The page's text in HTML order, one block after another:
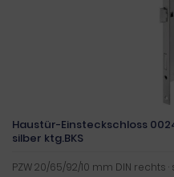
Haustür-Einsteckschloss
silber ktg.BKS
PZW 20/65/92/10 mm DIN rechts